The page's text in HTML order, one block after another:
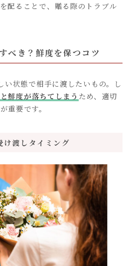
配ることで、贈る際のトラブル
べき？鮮度を保つコツ
い状態で相手に渡したいもの。し
鮮度が落ちてしまう ため、適切
重要です。
け渡しタイミング